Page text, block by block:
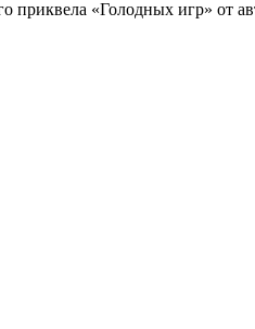
приквела «Голодных игр» от